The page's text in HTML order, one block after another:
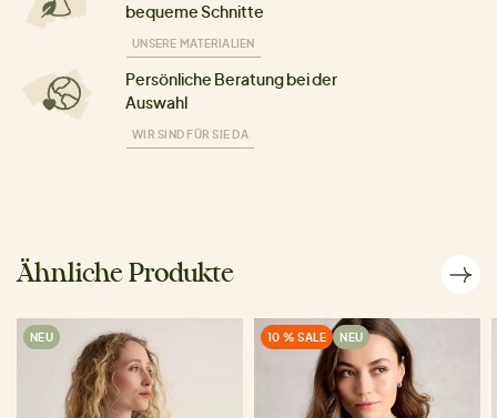
bequeme Schnitte
UNSERE MATERIALIEN
Persönliche Beratung bei der
Auswahl
WIR SIND FÜR SIE DA
Ähnliche Produkte
NEU 10 % SALE NEU